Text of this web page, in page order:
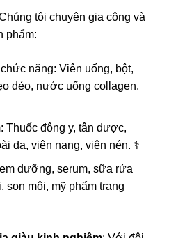
tôi chuyên gia công và
phẩm:
năng: Viên uống, bột,
dẻo, nước uống collagen.
Thuốc đông y, tân dược,
da, viên nang, viên nén. ⚕️
dưỡng, serum, sữa rửa
son môi, mỹ phẩm trang